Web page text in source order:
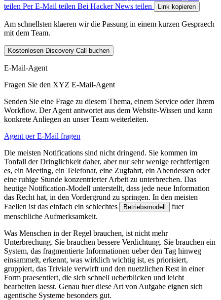
teilen Per E-Mail teilen Bei Hacker News teilen Link kopieren
Am schnellsten klaeren wir die Passung in einem kurzen Gespraech
mit dem Team.
Kostenlosen Discovery Call buchen
E-Mail-Agent
Fragen Sie den XYZ E-Mail-Agent
Senden Sie eine Frage zu diesem Thema, einem Service oder Ihrem
Workflow. Der Agent antwortet aus dem Website-Wissen und kann
konkrete Anliegen an unser Team weiterleiten.
Agent per E-Mail fragen
Die meisten Notifications sind nicht dringend. Sie kommen im
Tonfall der Dringlichkeit daher, aber nur sehr wenige rechtfertigen
es, ein Meeting, ein Telefonat, eine Zugfahrt, ein Abendessen oder
eine ruhige Stunde konzentrierter Arbeit zu unterbrechen. Das
heutige Notification-Modell unterstellt, dass jede neue Information
das Recht hat, in den Vordergrund zu springen. In den meisten
Faellen ist das einfach ein schlechtes Betriebsmode fuer
menschliche Aufmerksamkeit.
Was Menschen in der Regel brauchen, ist nicht mehr
Unterbrechung. Sie brauchen bessere Verdichtung. Sie brauchen ein
System, das fragmentierte Informationen ueber den Tag hinweg
einsammelt, erkennt, was wirklich wichtig ist, es priorisiert,
gruppiert, das Triviale verwirft und den nuetzlichen Rest in einer
Form praesentiert, die sich schnell ueberblicken und leicht
bearbeiten laesst. Genau fuer diese Art von Aufgabe eignen sich
agentische Systeme besonders gut.